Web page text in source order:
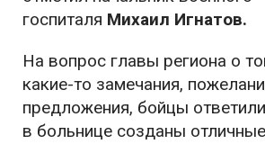
госпиталя Михаил Игнатов.
На вопрос главы региона о
какие-то замечания,
предложения, бойцы
в больнице созданы